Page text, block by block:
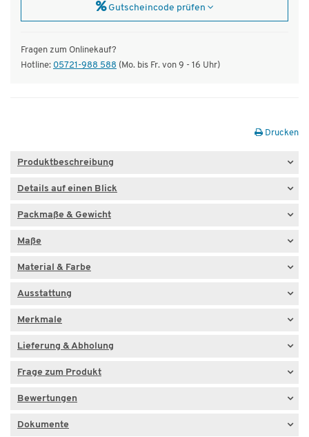
Gutscheincode prüfen
Fragen zum Onlinekauf?
Hotline: 05721-988 588 (Mo. bis Fr. von 9 - 16 Uhr)
Drucken
Produktbeschreibung
Details auf einen Blick
Packmaße & Gewicht
Maße
Material & Farbe
Ausstattung
Merkmale
Lieferung & Abholung
Frage zum Produkt
Bewertungen
Dokumente